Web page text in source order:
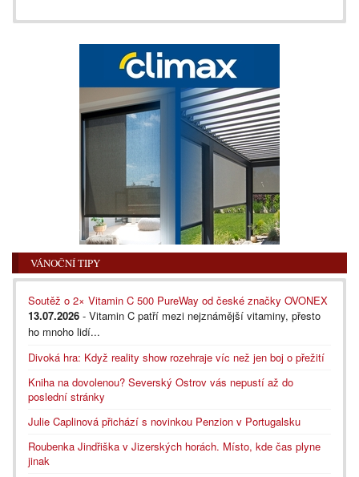
VÁNOČNÍ TIPY
Soutěž o 2× Vitamin C 500 PureWay od české značky OVONEX
13.07.2026 - Vitamin C patří mezi nejznámější vitaminy, přesto
ho mnoho lidí...
Divoká hra: Když reality show rozehraje víc než jen boj o přežití
Kniha na dovolenou? Severský Ostrov vás nepustí až do
poslední stránky
Julie Caplinová přichází s novinkou Penzion v Portugalsku
Roubenka Jindřiška v Jizerských horách. Místo, kde čas plyne
jinak